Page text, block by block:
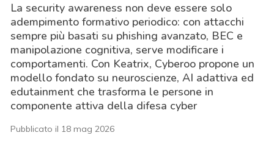
La security awareness non deve essere solo
adempimento formativo periodico: con attacchi
sempre più basati su phishing avanzato, BEC e
manipolazione cognitiva, serve modificare i
comportamenti. Con Keatrix, Cyberoo propone un
modello fondato su neuroscienze, AI adattiva ed
edutainment che trasforma le persone in
componente attiva della difesa cyber
Pubblicato il 18 mag 2026